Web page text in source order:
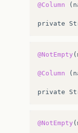
@Column (
private
@NotEmpty (
@Column (
private
@NotEmpty (